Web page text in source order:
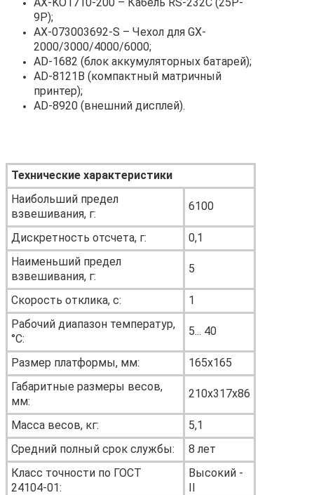
9P);
AX-073003692-S – Чехол для GX-
2000/3000/4000/6000;
AD-1682 (блок аккумуляторных батарей);
AD-8121B (компактный матричный
принтер);
AD-8920 (внешний дисплей).
Технические характеристики
Наибольший предел
взвешивания, г:
6100
Дискретность отсчета, г:
0,1
Наименьший предел
взвешивания, г:
5
Скорость отклика, с:
1
Рабочий диапазон температур,
°С:
5... 40
Размер платформы, мм:
165х165
Габаритные размеры весов,
мм:
210х317х86
Масса весов, кг:
5,1
Средний полный срок службы:
8 лет
Класс точности по ГОСТ
24104-01:
Высокий -
II